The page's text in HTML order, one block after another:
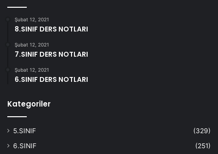
Şubat 12, 2021
8.SINIF DERS NOTLARI
Şubat 12, 2021
7.SINIF DERS NOTLARI
Şubat 12, 2021
6.SINIF DERS NOTLARI
Kategoriler
5.SINIF
(329)
6.SINIF
(251)